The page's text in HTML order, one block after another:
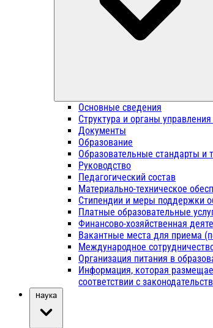
Основные сведения
Структура и органы
Документы
Образование
Образовательные стандарты и
Руководство
Педагогический состав
Материально-техническое
Стипендии и меры поддержки
Платные образовательные
Финансово-хозяйственная
Вакантные места для приема
Международное
Организация питания в
Информация, которая
соответствии с
Наука